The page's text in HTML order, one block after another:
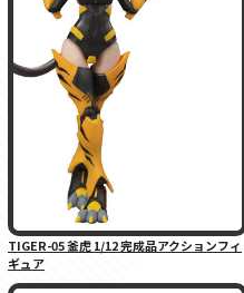
TIGER-05 釜虎 1/12 完成品アクションフィ
ギュア